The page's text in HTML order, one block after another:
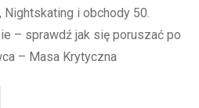
i obchody 50.
– sprawdź jak się poruszać po
– Masa Krytyczna